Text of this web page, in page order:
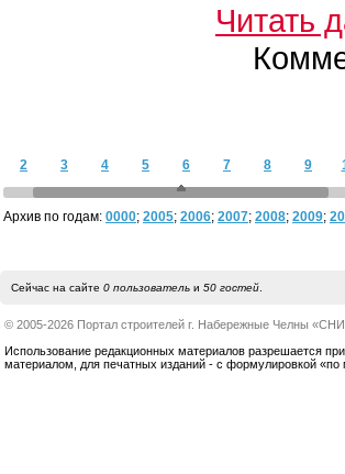
Читать
2 3 4 5 6 7 8 9
Архив по годам: 0000; 2005; 2006; 2007; 2008; 2009;
Сейчас на сайте 0 пользовательи 50 гостей.
© 2005-2026 Портал строителей г. Набережные Челны
Использование редакционных материалов разрешается
материалом, для печатных изданий - с формулировкой